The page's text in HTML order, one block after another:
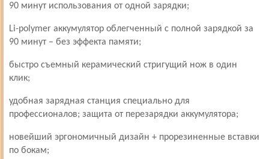
90 минут использования от одной зарядки;
Li-polymer аккумулятор облегченный с полной зарядкой за
90 минут – без эффекта памяти;
быстро съемный керамический стригущий нож в один
клик;
удобная зарядная станция специально для
профессионалов; защита от перезарядки аккумулятора;
новейший эргономичный дизайн + прорезиненные вставки
по бокам;